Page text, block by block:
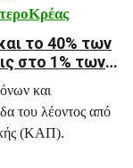
το 40% των
στο 1% των
και
του λέοντος από
(ΚΑΠ).